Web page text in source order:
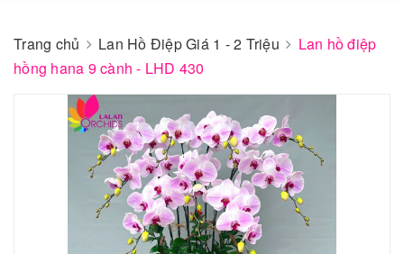
Trang chủ Lan Hồ Điệp Giá 1 - 2 Triệu
Lan hồ điệp
hồng hana 9 cành - LHD 430